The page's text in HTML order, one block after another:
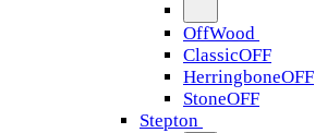
OffWood
ClassicOFF
HerringboneOFF
StoneOFF
Stepton